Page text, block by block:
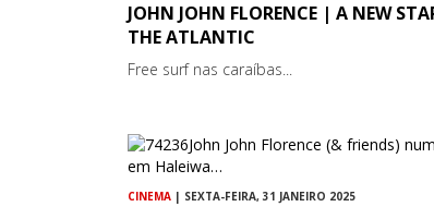
JOHN JOHN FLORENCE | A NEW
THE ATLANTIC
Free surf nas caraíbas...
CINEMA | SEXTA-FEIRA, 31 JANEIRO 2025